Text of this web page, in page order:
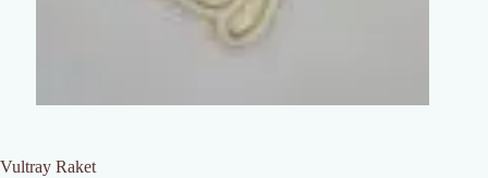
Vultray Raket